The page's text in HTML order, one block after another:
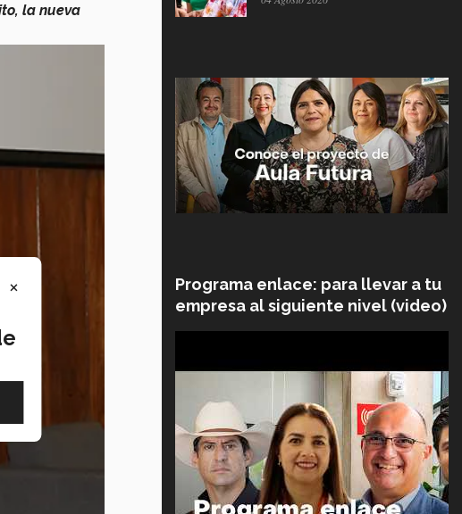
la nueva
Programa enlace: para llevar a tu
empresa al siguiente nivel (video)
×